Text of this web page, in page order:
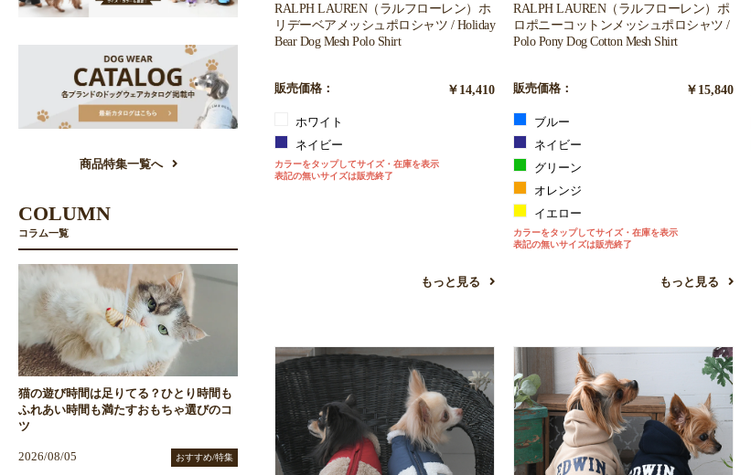
RALPH LAUREN（ラルフローレン）ホ
リデーベアメッシュポロシャツ / Holiday
Bear Dog Mesh Polo Shirt
販売価格： ￥14,410
ホワイト
ネイビー
カラーをタップしてサイズ・在庫を表示
表記の無いサイズは販売終了
もっと見る
RALPH LAUREN（ラルフローレン）ポ
ロポニーコットンメッシュポロシャツ /
Polo Pony Dog Cotton Mesh Shirt
販売価格： ￥15,840
ブルー
ネイビー
グリーン
オレンジ
イエロー
カラーをタップしてサイズ・在庫を表示
表記の無いサイズは販売終了
もっと見る
お買い物を続ける
商品特集一覧へ
COLUMN
コラム一覧
猫の遊び時間は足りてる？ひとり時間も
ふれあい時間も満たすおもちゃ選びのコ
ツ
2026/08/05 おすすめ/特集